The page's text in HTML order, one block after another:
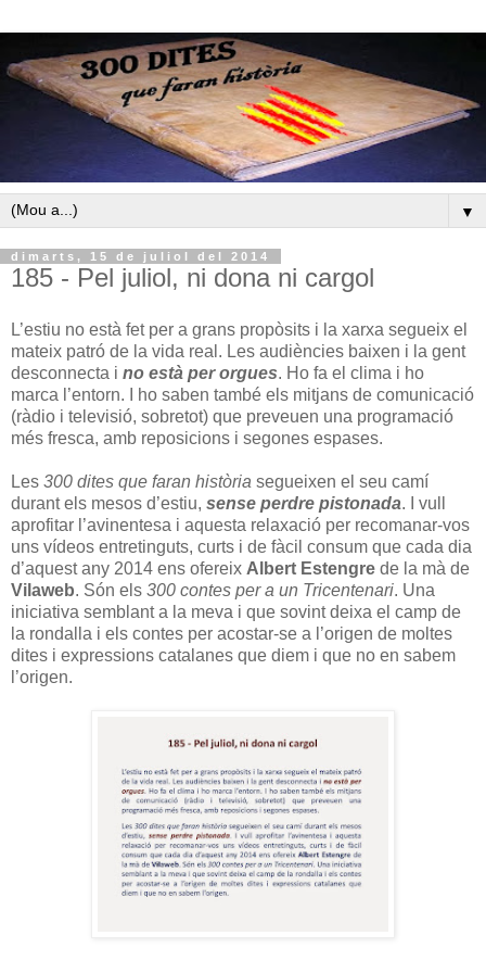
▼
dimarts, 15 de juliol del 2014
185 - Pel juliol, ni dona ni cargol
L’estiu no està fet per a grans propòsits i la xarxa segueix el
mateix patró de la vida real. Les audiències baixen i la gent
desconnecta i no està per orgues. Ho fa el clima i ho
marca l’entorn. I ho saben també els mitjans de comunicació
(ràdio i televisió, sobretot) que preveuen una programació
més fresca, amb reposicions i segones espases.
Les 300 dites que faran història segueixen el seu camí
durant els mesos d’estiu, sense perdre pistonada. I vull
aprofitar l’avinentesa i aquesta relaxació per recomanar-vos
uns vídeos entretinguts, curts i de fàcil consum que cada dia
d’aquest any 2014 ens ofereix Albert Estengre de la mà de
Vilaweb. Són els 300 contes per a un Tricentenari. Una
iniciativa semblant a la meva i que sovint deixa el camp de
la rondalla i els contes per acostar-se a l’origen de moltes
dites i expressions catalanes que diem i que no en sabem
l’origen.